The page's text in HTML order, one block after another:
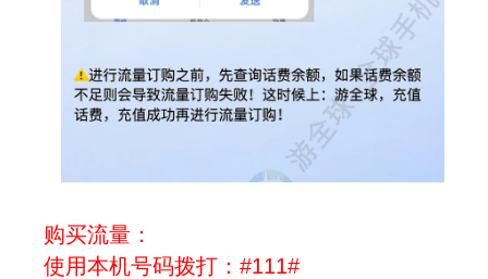
购买流量：
使用本机号码拨打：#111#